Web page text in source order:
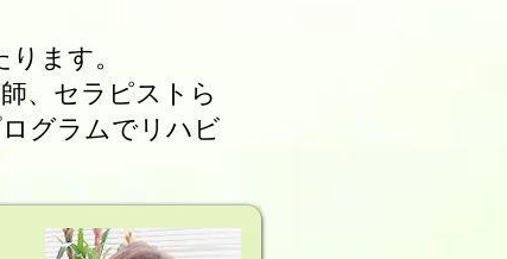
ます。
、セラピストら
グラムでリハビ